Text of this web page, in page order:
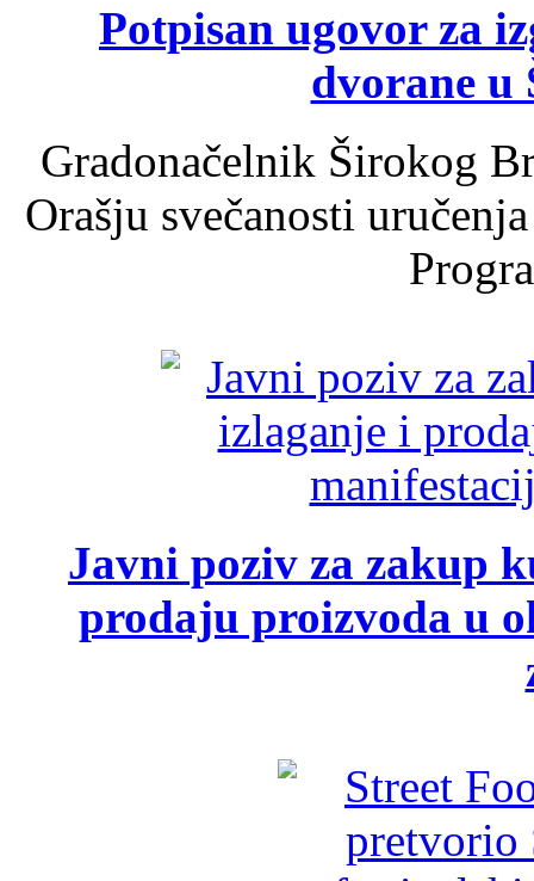
Potpisan ugovor za
dvorane u
Gradonačelnik Širokog
Orašju svečanosti
Javni poziv za zakup
prodaju proizvoda u